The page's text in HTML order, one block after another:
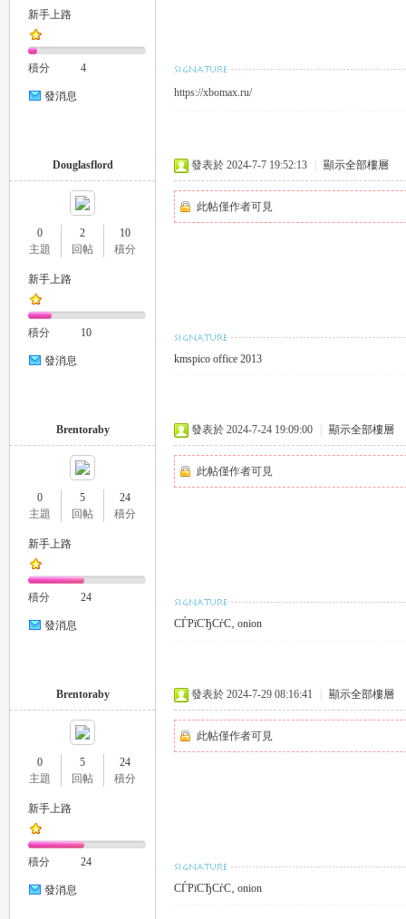
20
新手上路
積分 4
發消息 https://xbomax.ru/
Douglasflord
0
主題
2
回帖
10
積分
新手上路
積分 10
發消息
發表於 2024-7-7 19:52:13 顯示全部樓層
此帖僅作者可見
kmspico office 2013
Brentoraby
0
主題
5
回帖
24
積分
新手上路
積分 24
發消息
發表於 2024-7-24 19:09:00 顯示全部樓層
此帖僅作者可見
СЃРїСЂСѓС‚ onion
Brentoraby
0
主題
5
回帖
24
積分
新手上路
積分 24
發消息
發表於 2024-7-29 08:16:41 顯示全部樓層
此帖僅作者可見
СЃРїСЂСѓС‚ onion